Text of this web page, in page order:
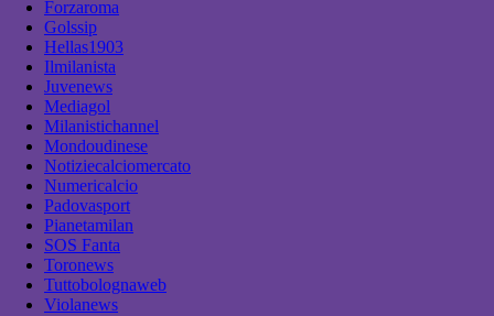
Forzaroma
Golssip
Hellas1903
Ilmilanista
Juvenews
Mediagol
Milanistichannel
Mondoudinese
Notiziecalciomercato
Numericalcio
Padovasport
Pianetamilan
SOS Fanta
Toronews
Tuttobolognaweb
Violanews